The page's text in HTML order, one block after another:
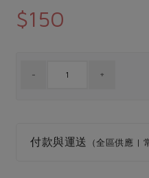
防災用品
年菜食譜
傳到心坎裡，誠心又澎派
最新消息
社務會議
$150
付款與運送 （全區供應 |